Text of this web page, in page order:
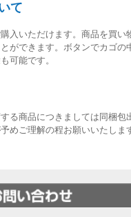
て
入いただけます。商品を買い
ができます。ボタンでカゴの
可能です。
る商品につきましては同梱包
めご理解の程お願いいたしま